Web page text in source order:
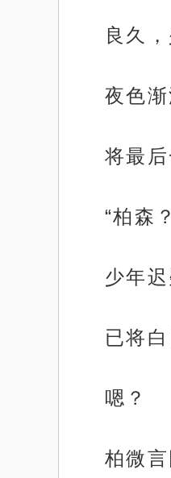
良久
夜色渐
将最
“柏森
少年
已将
嗯？
柏微言